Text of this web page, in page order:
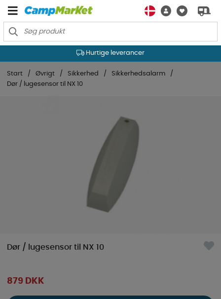
Hurtige leverancer
Start Øvrigt Sikkerhed
Sikkerhedsalarm
Dør / lugesensor til NX 10
Dør / lugesensor til NX 10
879 DKK